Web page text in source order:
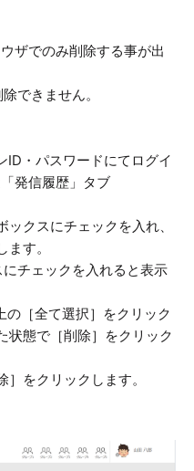
ザでのみ削除する事が出
できません。
・パスワードにてログイ
発信履歴」タブ
クスにチェックを入れ、
す。
チェックを入れると表示
［全て選択］をクリック
状態で［削除］をクリック
をクリックします。